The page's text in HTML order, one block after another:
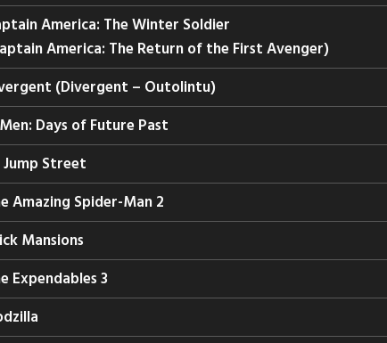
America: The Winter Soldier
America: The Return of the First Avenger)
(Divergent – Outolintu)
Days of Future Past
Jump Street
Amazing Spider-Man 2
Mansions
Expendables 3